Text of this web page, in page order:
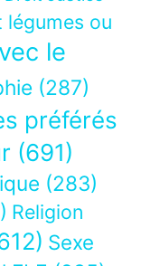
légumes ou
le
(287)
préférés
(691)
(283)
Religion
Sexe